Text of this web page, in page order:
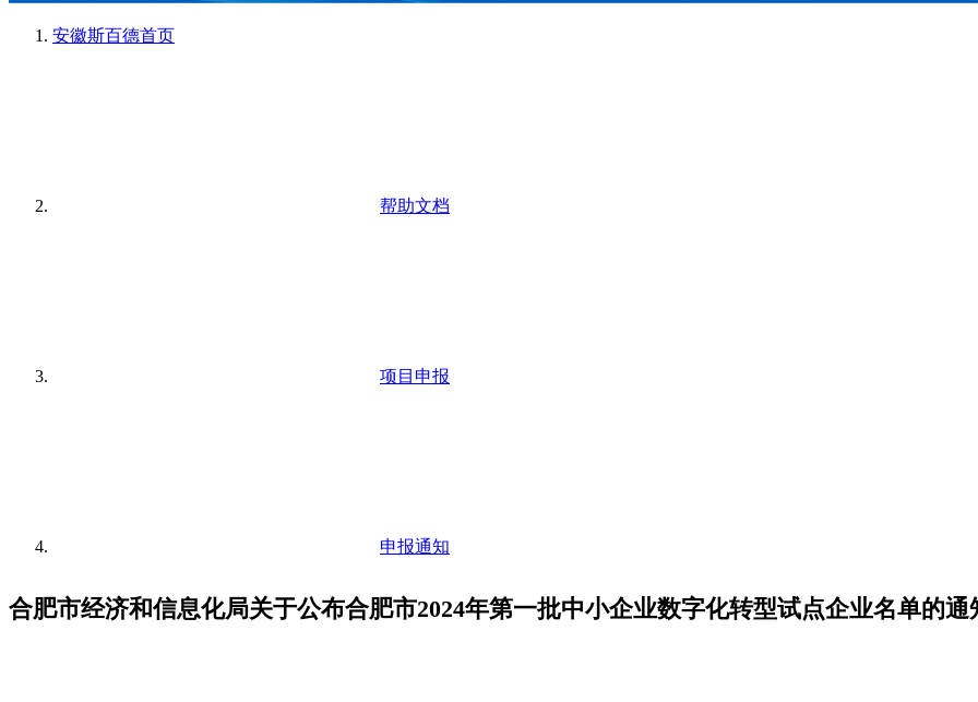
安徽斯百德首页
帮助文档
项目申报
申报通知
合肥市经济和信息化局关于公布合肥市2024年第一批中小企业数字化转型试点企业名单的通